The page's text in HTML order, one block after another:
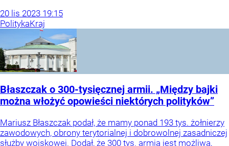
20 lis 2023 19:15
PolitykaKraj
Błaszczak o 300-tysięcznej armii. „Między bajki
można włożyć opowieści niektórych polityków”
Mariusz Błaszczak podał, że mamy ponad 193 tys. żołnierzy
zawodowych, obrony terytorialnej i dobrowolnej zasadniczej
służby wojskowej. Dodał, że 300 tys. armia jest możliwa,